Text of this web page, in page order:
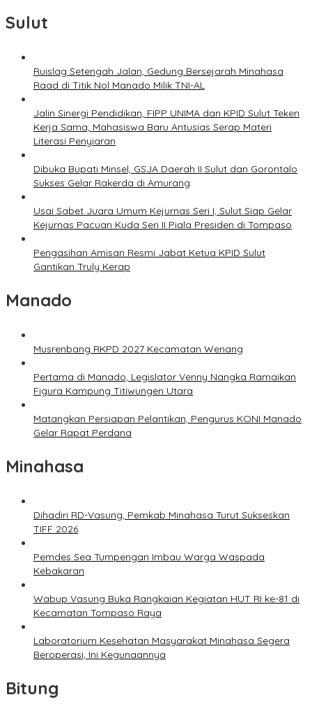
Sulut
Ruislag Setengah Jalan, Gedung Bersejarah Minahasa
Raad di Titik Nol Manado Milik TNI-AL
Jalin Sinergi Pendidikan, FIPP UNIMA dan KPID Sulut Teken
Kerja Sama; Mahasiswa Baru Antusias Serap Materi
Literasi Penyiaran
Dibuka Bupati Minsel, GSJA Daerah II Sulut dan Gorontalo
Sukses Gelar Rakerda di Amurang
Usai Sabet Juara Umum Kejurnas Seri I, Sulut Siap Gelar
Kejurnas Pacuan Kuda Seri II Piala Presiden di Tompaso
Pengasihan Amisan Resmi Jabat Ketua KPID Sulut
Gantikan Truly Kerap
Manado
Musrenbang RKPD 2027 Kecamatan Wenang
Pertama di Manado, Legislator Venny Nangka Ramaikan
Figura Kampung Titiwungen Utara
Matangkan Persiapan Pelantikan, Pengurus KONI Manado
Gelar Rapat Perdana
Minahasa
Dihadiri RD-Vasung, Pemkab Minahasa Turut Sukseskan
TIFF 2026
Pemdes Sea Tumpengan Imbau Warga Waspada
Kebakaran
Wabup Vasung Buka Rangkaian Kegiatan HUT RI ke-81 di
Kecamatan Tompaso Raya
Laboratorium Kesehatan Masyarakat Minahasa Segera
Beroperasi, Ini Kegunaannya
Bitung